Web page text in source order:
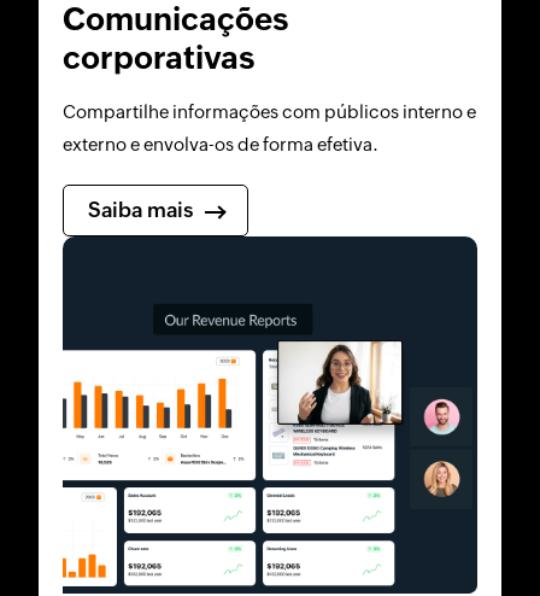
Comunicações
corporativas
Compartilhe informações com públicos interno e
externo e envolva-os de forma efetiva.
Saiba mais